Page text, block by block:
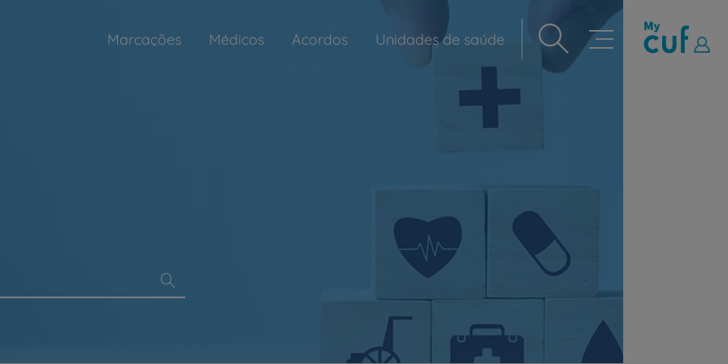
Navegação
principal
Marcações Médicos Acordos Unidades de saúde